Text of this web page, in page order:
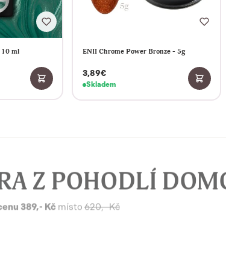
10 ml ENII Chrome Power Bronze - 5g
3,89€
Skladem
Z POHODLÍ
389,- Kč místo 620,- Kč